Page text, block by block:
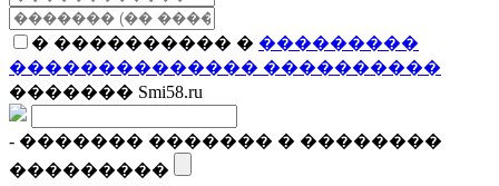
� ���������� � ���������
�������������� ����������
������� Smi58.ru
- ������� ������� � ��������
���������